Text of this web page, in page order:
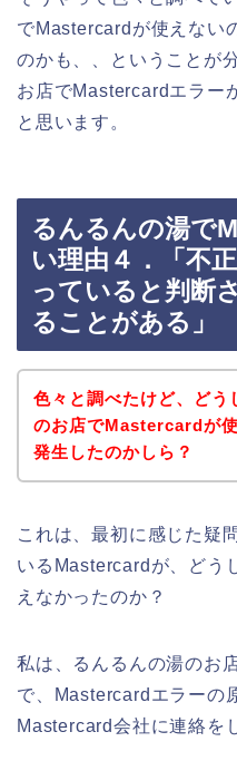
でMastercardが使えない
のかも、、ということが
お店でMastercardエラー
と思います。
るんるんの湯で
い理由４．「不
っていると判断
ることがある」
色々と調べたけど、どう
のお店でMastercardが
発生したのかしら？
これは、最初に感じた疑
いるMastercardが、どう
えなかったのか？
私は、るんるんの湯のお
で、Mastercardエラーの
Mastercard会社に連絡を